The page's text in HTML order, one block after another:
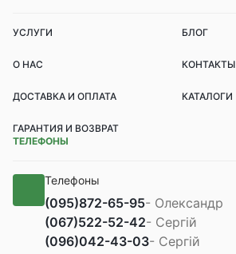
УСЛУГИ БЛОГ
О НАС КОНТАКТЫ
ДОСТАВКА И ОПЛАТА КАТАЛОГИ
ГАРАНТИЯ И ВОЗВРАТ
ТЕЛЕФОНЫ
Телефоны
(095)872-65-95- Олександр
(067)522-52-42- Сергій
(096)042-43-03- Сергій